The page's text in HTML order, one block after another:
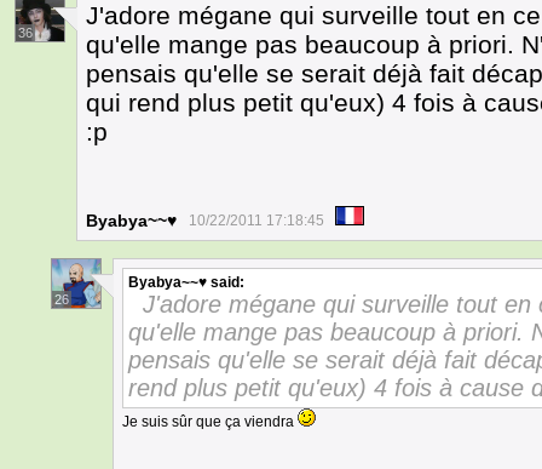
36
J'adore mégane qui surveille tout en
qu'elle mange pas beaucoup à priori.
pensais qu'elle se serait déjà fait
qui rend plus petit qu'eux) 4 fois à
:p
Byabya~~♥ 10/22/2011 17:18:45
26
Byabya~~♥ said:
J'adore mégane qui surveille tout
qu'elle mange pas beaucoup à priori.
pensais qu'elle se serait déjà fait
rend plus petit qu'eux) 4 fois à cause
Je suis sûr que ça viendra